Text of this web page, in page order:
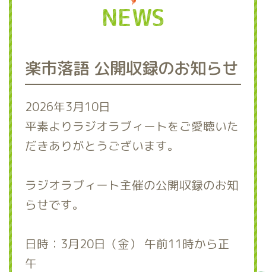
NEWS
楽市落語 公開収録のお知らせ
2026年3月10日
平素よりラジオラブィートをご愛聴いた
だきありがとうございます。
ラジオラブィート主催の公開収録のお知
らせです。
日時：3月20日（金） 午前11時から正
午